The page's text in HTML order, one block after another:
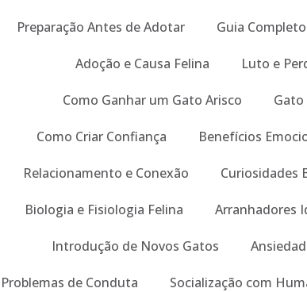
Preparação Antes de Adotar Guia
Adoção e Causa Felina Luto e
Como Ganhar um Gato Arisco Gato
Como Criar Confiança Benefícios
Relacionamento e Conexão Curiosidades
Biologia e Fisiologia Felina Arranhadores
Introdução de Novos Gatos
Problemas de Conduta Socialização com